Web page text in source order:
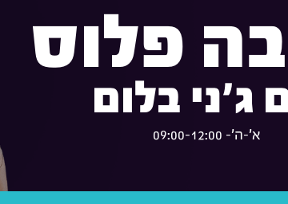
פלוס
ג'ני בלום
א'-ה'- 09:00-12:00